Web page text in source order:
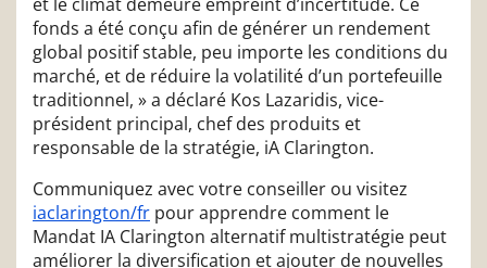
fonds a été conçu afin de générer un rendement
global positif stable, peu importe les conditions du
marché, et de réduire la volatilité d’un portefeuille
traditionnel, » a déclaré Kos Lazaridis, vice-
président principal, chef des produits et
responsable de la stratégie, iA Clarington.
Communiquez avec votre conseiller ou visitez
iaclarington/fr pour apprendre comment le
Mandat IA Clarington alternatif multistratégie peut
améliorer la diversification et ajouter de nouvelles